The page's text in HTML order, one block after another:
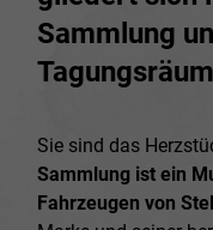
Sammlung
Sie sind das
Sammlung ist ein
Fahrzeugen von